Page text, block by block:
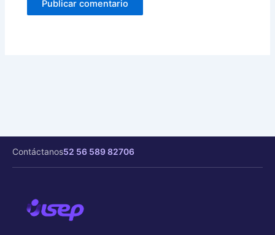
Contáctanos52 56 589 82706